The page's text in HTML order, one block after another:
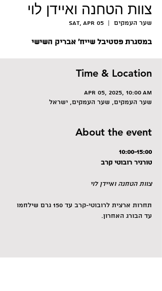
צוות הטחנה ואיידן לוי
Sat, Apr 05
  |
שער העמקים
Time & Location
Apr 05, 2025, 10:00 AM
שער העמקים, שער העמקים, ישראל
About the event
10:00-15:00
טורניר רובוטי קרב
צוות הטחנה ואיידן לוי
תחרות ארצית לרובוטי-קרב עד 150 גרם שילחמו
עד הבורג האחרון.